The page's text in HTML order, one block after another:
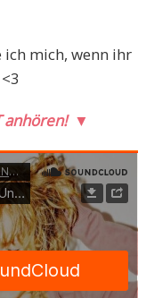
ich mich, wenn ihr
anhören! ▼